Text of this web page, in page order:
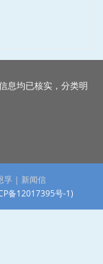
息均已核实，分类明
孚 | 新闻信
备12017395号-1)